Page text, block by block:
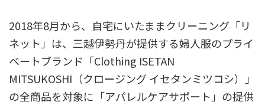
2018年8月から、自宅にいたままクリーニング「リ
ネット」は、三越伊勢丹が提供する婦人服のプライ
ベートブランド「Clothing ISETAN
MITSUKOSHI（クロージング イセタンミツコシ）」
の全商品を対象に「アパレルケアサポート」の提供